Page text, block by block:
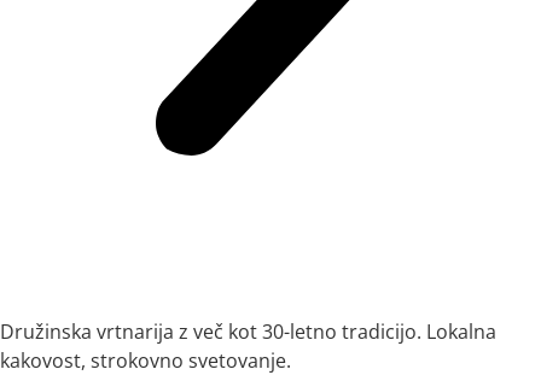
Družinska vrtnarija z več kot 30-letno tradicijo. Lokalna
kakovost, strokovno svetovanje.